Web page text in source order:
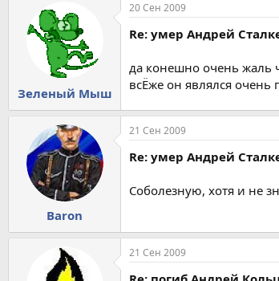
Зеленый Мыш
20 Сен 2009
Re: умер Андрей
да конешно очень жаль
всЁже он являлся
Baron
21 Сен 2009
Re: умер Андрей
Соболезную, хотя и не
21 Сен 2009